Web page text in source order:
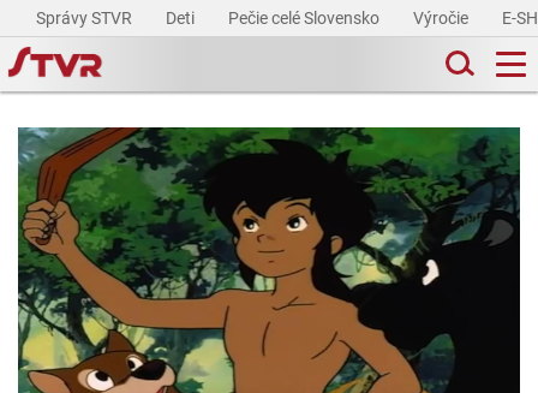
Správy STVR Deti Pečie celé Slovensko Výročie E-